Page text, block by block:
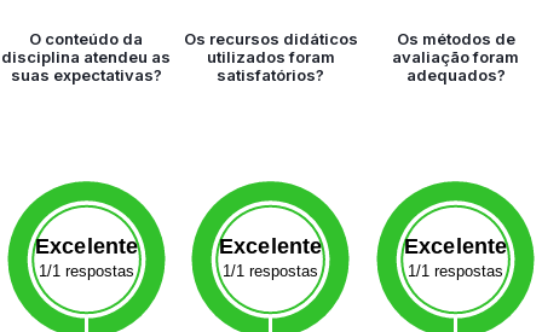
O conteúdo da
disciplina atendeu as
suas expectativas?
Excelente
1/1 respostas
Os recursos didáticos
utilizados foram
satisfatórios?
Excelente
1/1 respostas
Os métodos de
avaliação foram
adequados?
Excelente
1/1 respostas